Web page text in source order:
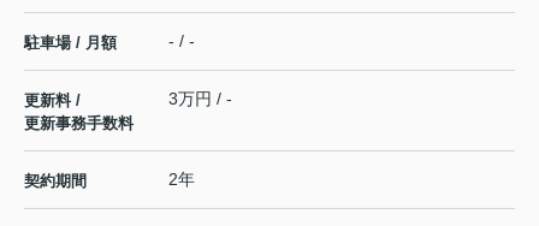
駐車場 / 月額 - / -
更新料 /
更新事務手数料
3万円 / -
契約期間 2年